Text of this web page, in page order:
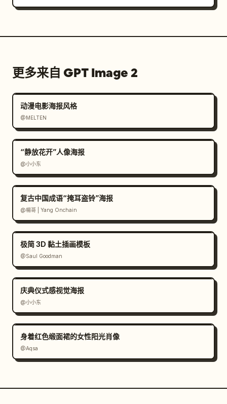
更多来自 GPT Image 2
动漫电影海报风格
@MELTEN
“静放花开”人像海报
@小小东
复古中国成语“掩耳盗铃”海报
@楊哥 | Yang Onchain
极简 3D 黏土插画模板
@Saul Goodman
庆典仪式感视觉海报
@小小东
身着红色缎面裙的女性阳光肖像
@Aqsa